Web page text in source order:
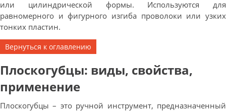
или цилиндрической формы. Используются для
равномерного и фигурного изгиба проволоки или узких
тонких пластин.
Вернуться к оглавлению
Плоскогубцы: виды, свойства,
применение
Плоскогубцы – это ручной инструмент, предназначенный